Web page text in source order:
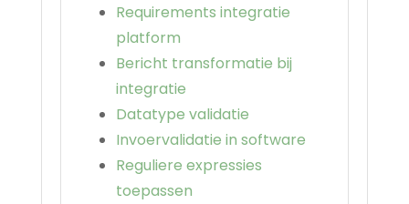
Requirements integratie
platform
Bericht transformatie bij
integratie
Datatype validatie
Invoervalidatie in software
Reguliere expressies
toepassen